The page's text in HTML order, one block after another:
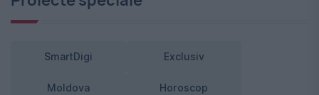
SmartDigi Exclusiv
Moldova Horoscop